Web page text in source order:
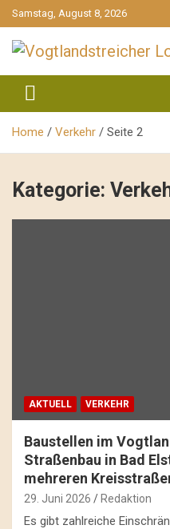
gehe
zum
Inhalt
Samstag, August 8, 2026
Home Verkehr Seite 2
Kategorie:
AKTUELL VERKEHR
Baustellen im
Straßenbau in Bad
mehreren
29. Juni 2026 Redaktion
Es gibt zahlreiche